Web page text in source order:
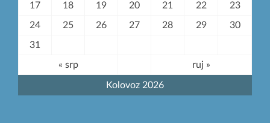
Kolovoz 2026
17 18 19 20 21 22 23
24 25 26 27 28 29 30
31
« srp ruj »